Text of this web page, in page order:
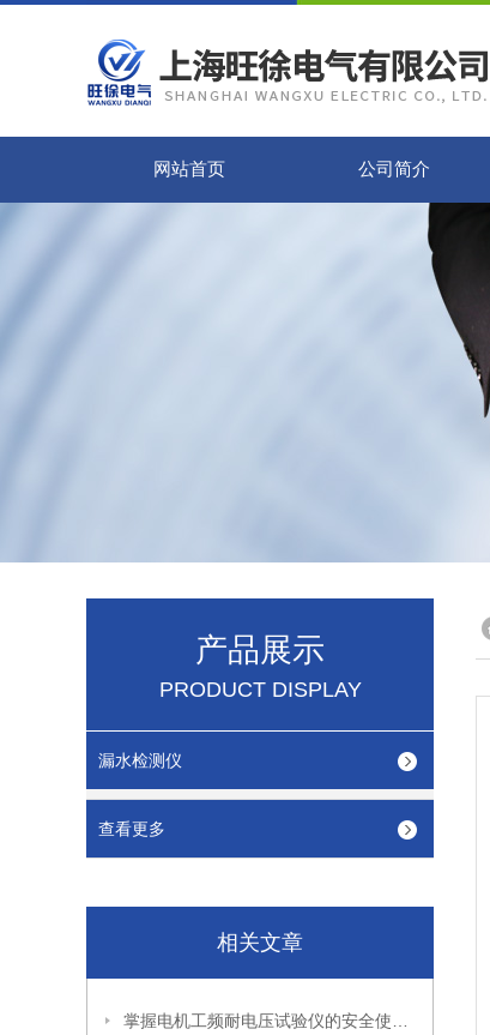
网站首页 公司简介
产品展示
PRODUCT DISPLAY
漏水检测仪
查看更多
相关文章